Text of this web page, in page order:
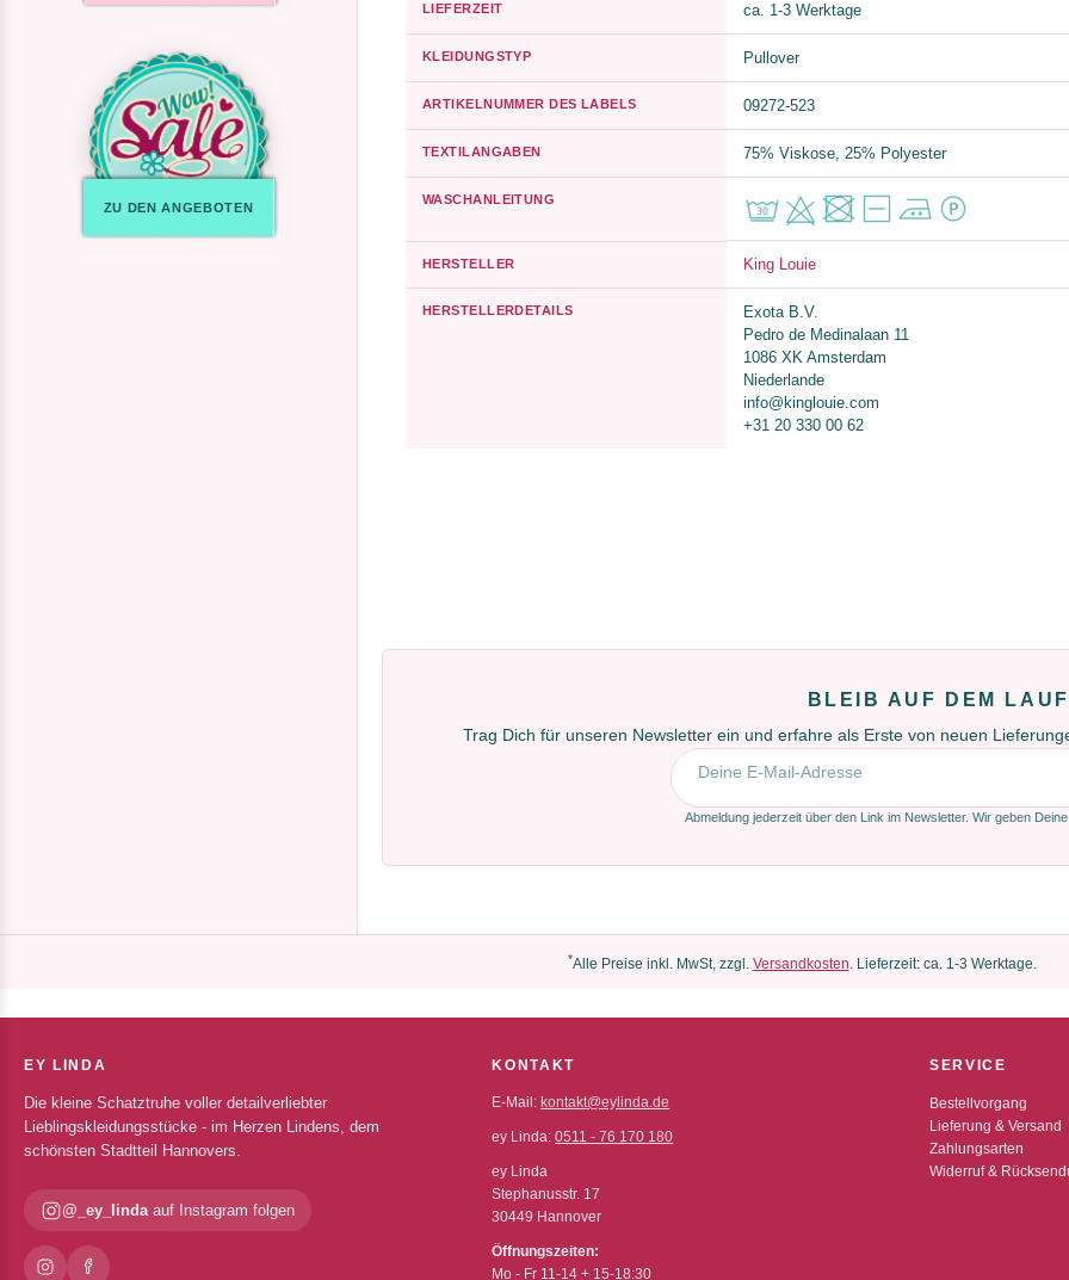
ZU DEN ANGEBOTEN
LIEFERZEIT ca. 1-3 Werktage
KLEIDUNGSTYP Pullover
ARTIKELNUMMER DES LABELS 09272-523
TEXTILANGABEN 75% Viskose, 25% Polyester
WASCHANLEITUNG
HERSTELLER King Louie
HERSTELLERDETAILS
Exota B.V.
Pedro de Medinalaan 11
1086 XK Amsterdam
Niederlande
info@kinglouie.com
+31 20 330 00 62
BLEIB AUF DEM
Trag Dich für unseren Newsletter ein und erfahre als Erste von neuen
E-Mail-Adresse
Abmeldung jederzeit über den Link im Newsletter. Wir geben
*Alle Preise inkl. MwSt, zzgl. Versandkosten. Lieferzeit: ca. 1-3 Werktage.
EY LINDA
Die kleine Schatztruhe voller detailverliebter
Lieblingskleidungsstücke - im Herzen Lindens, dem
schönsten Stadtteil Hannovers.
@_ey_lindaauf Instagram folgen
KONTAKT
E-Mail: kontakt@eylinda.de
ey Linda:0511 - 76 170 180
ey Linda
Stephanusstr. 17
30449 Hannover
Öffnungszeiten:
Mo - Fr 11-14 + 15-18:30
SERVICE
Bestellvorgang
Lieferung & Versand
Zahlungsarten
Widerruf &